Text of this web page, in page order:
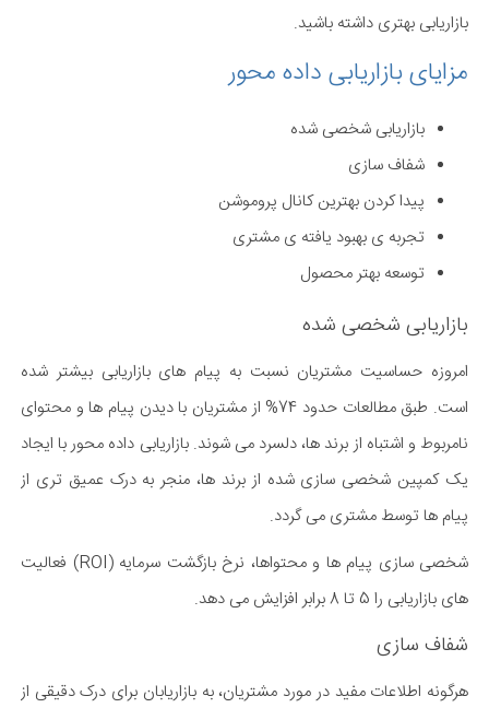
بازاریابی بهتری داشته باشید.
مزایای بازاریابی داده محور
بازاریابی شخصی شده
شفاف سازی
پیدا کردن بهترین کانال پروموشن
تجربه ی بهبود یافته ی مشتری
توسعه بهتر محصول
بازاریابی شخصی شده
امروزه حساسیت مشتریان نسبت به پیام های بازاریابی بیشتر شده
است. طبق مطالعات حدود 74% از مشتریان با دیدن پیام ها و محتوای
نامربوط و اشتباه از برند ها، دلسرد می شوند. بازاریابی داده محور با ایجاد
یک کمپین شخصی سازی شده از برند ها، منجر به درک عمیق تری از
پیام ها توسط مشتری می گردد.
شخصی سازی پیام ها و محتواها، نرخ بازگشت سرمایه (ROI) فعالیت
های بازاریابی را 5 تا 8 برابر افزایش می دهد.
شفاف سازی
هرگونه اطلاعات مفید در مورد مشتریان، به بازاریابان برای درک دقیقی از